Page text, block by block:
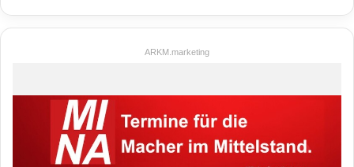
ARKM.marketing